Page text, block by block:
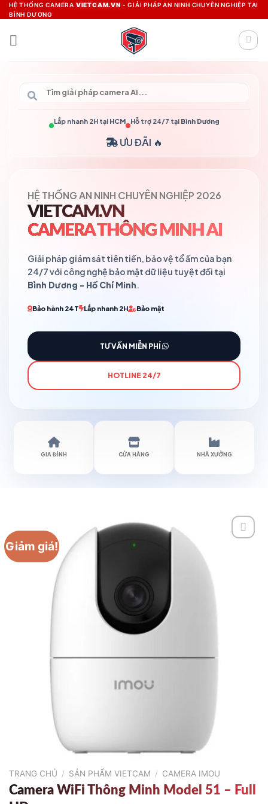
Skip
to
content
HỆ THỐNG CAMERA VIETCAM.VN - GIẢI PHÁP AN NINH CHUYÊN NGHIỆP TẠI
BÌNH DƯƠNG
Lắp nhanh 2H tại HCM Hỗ trợ 24/7 tại Bình Dương
ƯU ĐÃI 🔥
HỆ THỐNG AN NINH CHUYÊN NGHIỆP 2026
VIETCAM.VN
CAMERA THÔNG MINH AI
Giải pháp giám sát tiên tiến, bảo vệ tổ ấm của bạn
24/7 với công nghệ bảo mật dữ liệu tuyệt đối tại
Bình Dương - Hồ Chí Minh.
Bảo hành 24T Lắp nhanh 2H Bảo mật
TƯ VẤN MIỄN PHÍ
HOTLINE 24/7
GIA ĐÌNH CỬA HÀNG NHÀ XƯỞNG
Giảm giá!
TRANG CHỦ / SẢN PHẨM VIETCAM / CAMERA IMOU
Camera WiFi Thông Minh Model 51 – Full